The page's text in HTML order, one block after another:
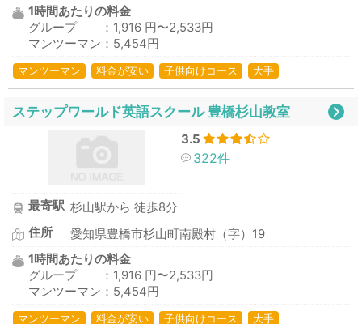
1時間あたりの料金
グループ ：1,916 円〜2,533円
マンツーマン：5,454円
マンツーマン 料金が安い 子供向けコース 大手
ステップワールド英語スクール 豊橋杉山教室
3.5
322件
最寄駅 杉山駅から 徒歩8分
住所
愛知県豊橋市杉山町南殿村（字）19
1時間あたりの料金
グループ ：1,916 円〜2,533円
マンツーマン：5,454円
マンツーマン 料金が安い 子供向けコース 大手